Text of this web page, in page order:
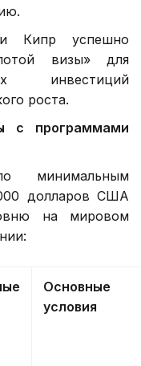
Кипр успешно
визы» для
инвестиций
роста.
с программами
минимальным
долларов США
на мировом
Основные
условия